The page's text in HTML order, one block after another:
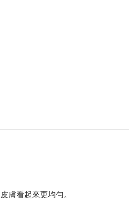
膚看起來更均勻。